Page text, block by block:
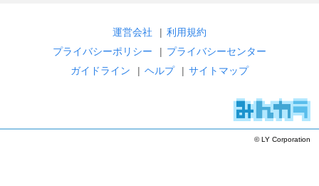
運営会社 | 利用規約
プライバシーポリシー
| プライバシーセンター
ガイドライン
| ヘルプ | サイトマップ
© LY Corporation